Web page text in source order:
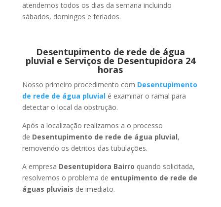
atendemos todos os dias da semana incluindo
sábados, domingos e feriados.
Desentupimento de rede de água
pluvial e Serviços de Desentupidora 24
horas
Nosso primeiro procedimento com Desentupimento
de rede de água pluvialé examinar o ramal para
detectar o local da obstrução.
Após a localização realizamos a o processo
de Desentupimento de rede de água pluvial,
removendo os detritos das tubulações.
A empresa Desentupidora Bairro quando solicitada,
resolvemos o problema de entupimento de rede de
águas pluviais de imediato.